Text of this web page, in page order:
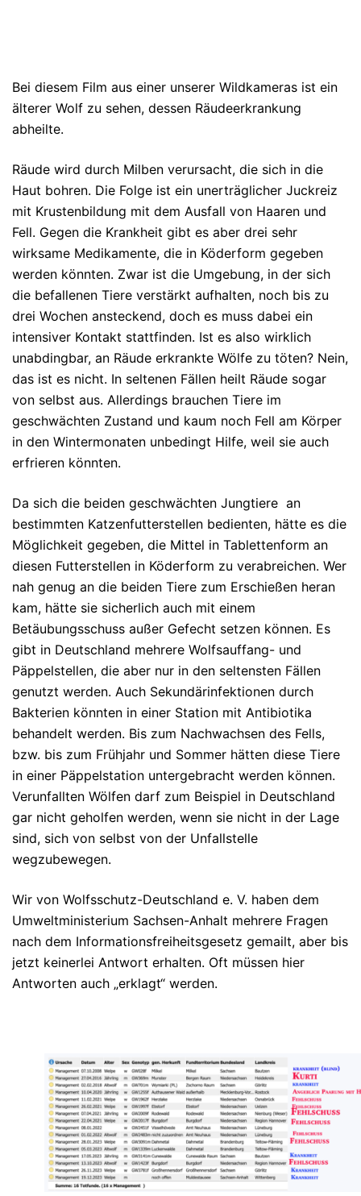
Bei diesem Film aus einer unserer Wildkameras ist ein
älterer Wolf zu sehen, dessen Räudeerkrankung
abheilte.
Räude wird durch Milben verursacht, die sich in die
Haut bohren. Die Folge ist ein unerträglicher Juckreiz
mit Krustenbildung mit dem Ausfall von Haaren und
Fell. Gegen die Krankheit gibt es aber drei sehr
wirksame Medikamente, die in Köderform gegeben
werden könnten. Zwar ist die Umgebung, in der sich
die befallenen Tiere verstärkt aufhalten, noch bis zu
drei Wochen ansteckend, doch es muss dabei ein
intensiver Kontakt stattfinden. Ist es also wirklich
unabdingbar, an Räude erkrankte Wölfe zu töten? Nein,
das ist es nicht. In seltenen Fällen heilt Räude sogar
von selbst aus. Allerdings brauchen Tiere im
geschwächten Zustand und kaum noch Fell am Körper
in den Wintermonaten unbedingt Hilfe, weil sie auch
erfrieren könnten.
Da sich die beiden geschwächten Jungtiere an
bestimmten Katzenfutterstellen bedienten, hätte es die
Möglichkeit gegeben, die Mittel in Tablettenform an
diesen Futterstellen in Köderform zu verabreichen. Wer
nah genug an die beiden Tiere zum Erschießen heran
kam, hätte sie sicherlich auch mit einem
Betäubungsschuss außer Gefecht setzen können. Es
gibt in Deutschland mehrere Wolfsauffang- und
Päppelstellen, die aber nur in den seltensten Fällen
genutzt werden. Auch Sekundärinfektionen durch
Bakterien könnten in einer Station mit Antibiotika
behandelt werden. Bis zum Nachwachsen des Fells,
bzw. bis zum Frühjahr und Sommer hätten diese Tiere
in einer Päppelstation untergebracht werden können.
Verunfallten Wölfen darf zum Beispiel in Deutschland
gar nicht geholfen werden, wenn sie nicht in der Lage
sind, sich von selbst von der Unfallstelle
wegzubewegen.
Wir von Wolfsschutz-Deutschland e. V. haben dem
Umweltministerium Sachsen-Anhalt mehrere Fragen
nach dem Informationsfreiheitsgesetz gemailt, aber bis
jetzt keinerlei Antwort erhalten. Oft müssen hier
Antworten auch „erklagt“ werden.